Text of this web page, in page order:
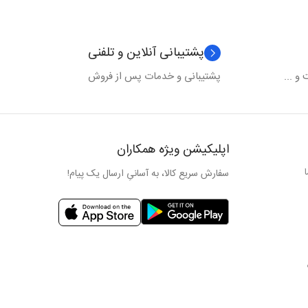
و ...
پشتیبانی آنلاین و تلفنی
پشتیبانی و خدمات پس از فروش
اپلیکیشن ویژه همکاران
سفارش سریع کالا، به آسانیِ ارسال یک پیام!